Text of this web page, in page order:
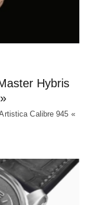
Hybris
Calibre 945 «